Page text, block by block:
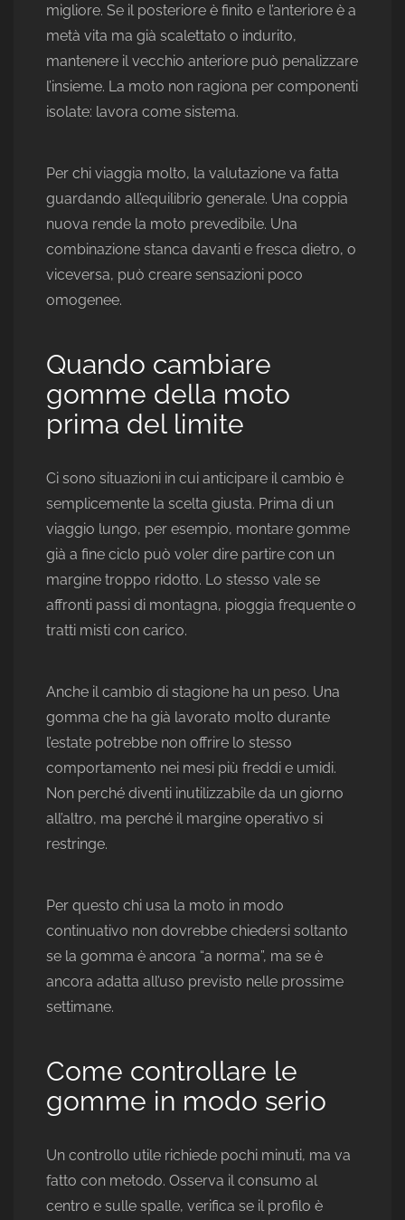
migliore. Se il posteriore è finito e l’anteriore è a
metà vita ma già scalettato o indurito,
mantenere il vecchio anteriore può penalizzare
l’insieme. La moto non ragiona per componenti
isolate: lavora come sistema.
Per chi viaggia molto, la valutazione va fatta
guardando all’equilibrio generale. Una coppia
nuova rende la moto prevedibile. Una
combinazione stanca davanti e fresca dietro, o
viceversa, può creare sensazioni poco
omogenee.
Quando cambiare
gomme della moto
prima del limite
Ci sono situazioni in cui anticipare il cambio è
semplicemente la scelta giusta. Prima di un
viaggio lungo, per esempio, montare gomme
già a fine ciclo può voler dire partire con un
margine troppo ridotto. Lo stesso vale se
affronti passi di montagna, pioggia frequente o
tratti misti con carico.
Anche il cambio di stagione ha un peso. Una
gomma che ha già lavorato molto durante
l’estate potrebbe non offrire lo stesso
comportamento nei mesi più freddi e umidi.
Non perché diventi inutilizzabile da un giorno
all’altro, ma perché il margine operativo si
restringe.
Per questo chi usa la moto in modo
continuativo non dovrebbe chiedersi soltanto
se la gomma è ancora “a norma”, ma se è
ancora adatta all’uso previsto nelle prossime
settimane.
Come controllare le
gomme in modo serio
Un controllo utile richiede pochi minuti, ma va
fatto con metodo. Osserva il consumo al
centro e sulle spalle, verifica se il profilo è